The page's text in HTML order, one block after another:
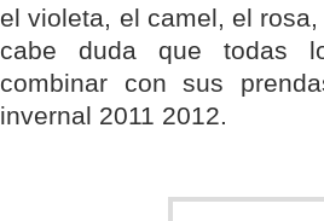
el violeta, el camel, el
cabe duda que todas
combinar con sus
invernal 2011 2012.